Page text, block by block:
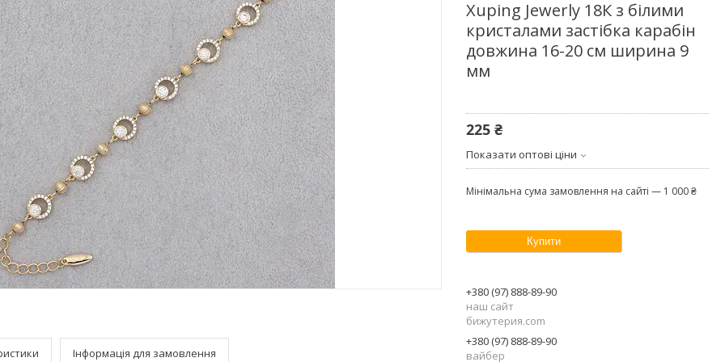
Інформація для замовлення
Xuping Jewerly 18К з білими
кристалами застібка карабін
довжина 16-20 см ширина 9
мм
225 ₴
Показати оптові ціни
Мінімальна сума замовлення на сайті — 1 000 ₴
Купити
+380 (97) 888-89-90
наш сайт
бижутерия.com
+380 (97) 888-89-90
вайбер